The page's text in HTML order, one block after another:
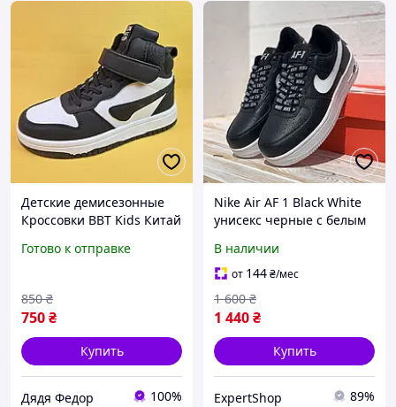
Детские демисезонные
Кроссовки BBT Kids Китай
Белый размер 35
Готово к отправке
750₴
850 ₴
Купить
Дядя Федор 100%
Nike Air AF 1 Black White
унисекс черные с белым
мальчика размер 39/25см
В наличии
от 144₴/мес
1 440₴
1 600 ₴
Купить
ExpertShop 89%